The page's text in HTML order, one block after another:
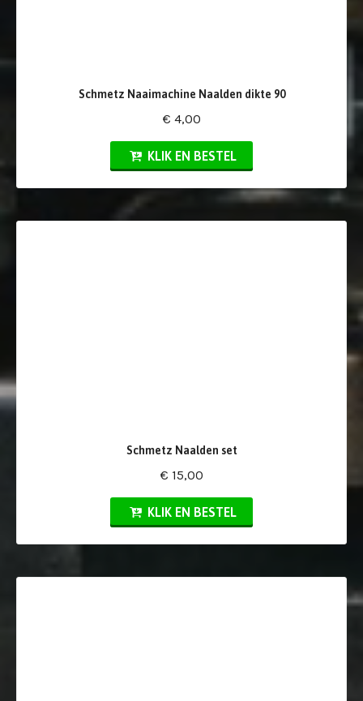
Schmetz Naaimachine Naalden dikte 90
€ 4,00
KLIK EN BESTEL
Schmetz Naalden set
€ 15,00
KLIK EN BESTEL